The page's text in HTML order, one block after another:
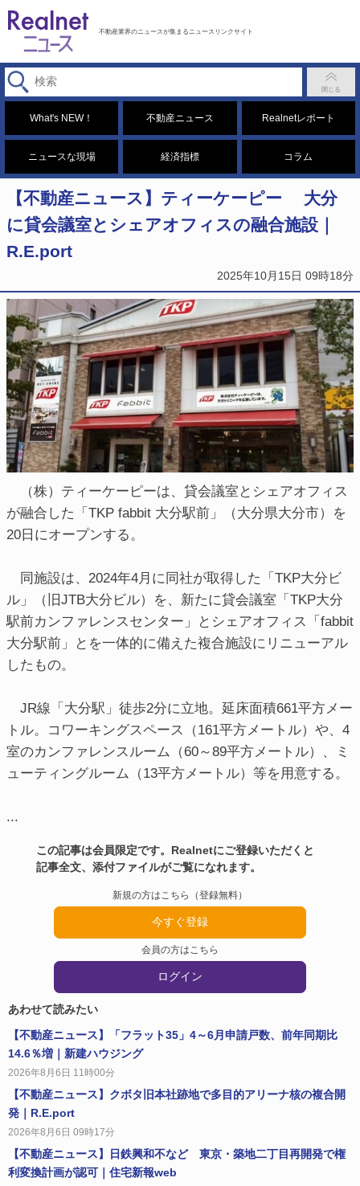
不動産業界のニュースが集まるニュースリンクサイト
What's NEW！ 不動産ニュース Realnetレポート
ニュースな現場 経済指標 コラム
【不動産ニュース】ティーケーピー 大分
に貸会議室とシェアオフィスの融合施設｜
R.E.port
2025年10月15日 09時18分
（株）ティーケーピーは、貸会議室とシェアオフィス
が融合した「TKP fabbit 大分駅前」（大分県大分市）を
20日にオープンする。
同施設は、2024年4月に同社が取得した「TKP大分ビ
ル」（旧JTB大分ビル）を、新たに貸会議室「TKP大分
駅前カンファレンスセンター」とシェアオフィス「fabbit
大分駅前」とを一体的に備えた複合施設にリニューアル
したもの。
JR線「大分駅」徒歩2分に立地。延床面積661平方メー
トル。コワーキングスペース（161平方メートル）や、4
室のカンファレンスルーム（60～89平方メートル）、ミ
ューティングルーム（13平方メートル）等を用意する。
...
この記事は会員限定です。Realnetにご登録いただくと
記事全文、添付ファイルがご覧になれます。
新規の方はこちら（登録無料）
今すぐ登録
会員の方はこちら
ログイン
あわせて読みたい
【不動産ニュース】「フラット35」4～6月申請戸数、前年同期比
14.6％増｜新建ハウジング
2026年8月6日 11時00分
【不動産ニュース】クボタ旧本社跡地で多目的アリーナ核の複合開
発｜R.E.port
2026年8月6日 09時17分
【不動産ニュース】日鉄興和不など 東京・築地二丁目再開発で権
利変換計画が認可｜住宅新報web